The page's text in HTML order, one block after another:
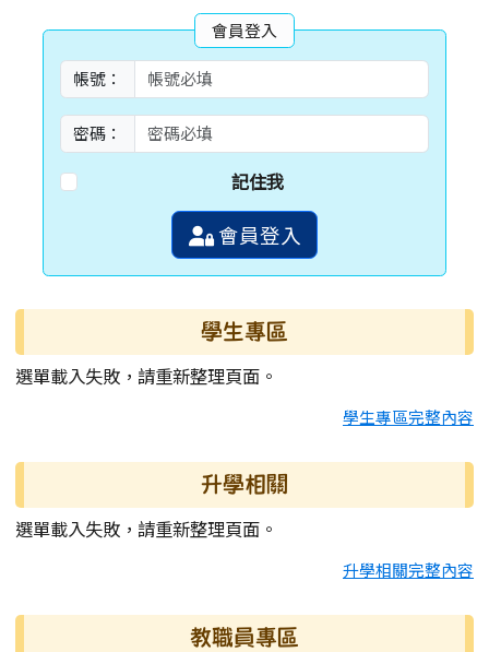
會員登入
帳號：
密碼：
記住我
會員登入
學生專區
選單載入失敗，請重新整理頁面。
學生專區完整內容
升學相關
選單載入失敗，請重新整理頁面。
升學相關完整內容
教職員專區